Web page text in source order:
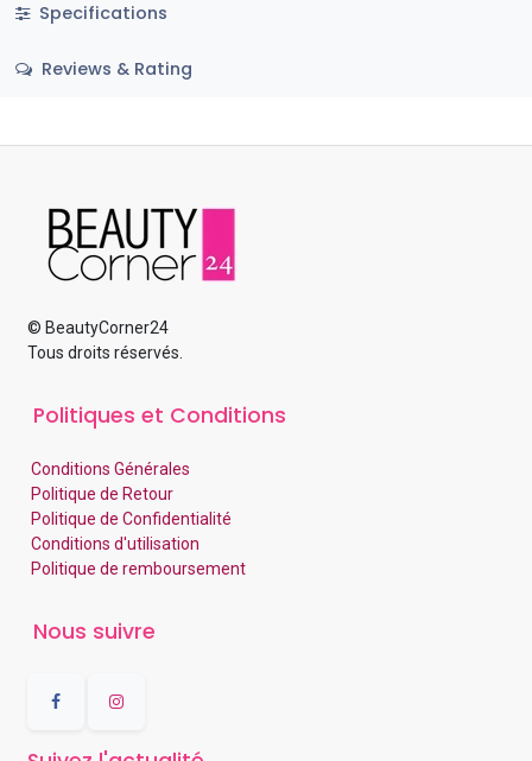
Specifications
Reviews & Rating
© BeautyCorner24
Tous droits réservés.
Politiques et Conditions
Conditions Générales
Politique de Retour
Politique de Confidentialité
Conditions d'utilisation
Politique de remboursement
Nous suivre